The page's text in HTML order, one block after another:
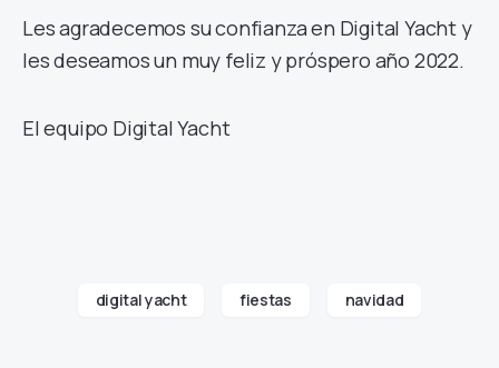
Les agradecemos su confianza en Digital Yacht y
les deseamos un muy feliz y próspero año 2022.
El equipo Digital Yacht
digital yacht fiestas navidad